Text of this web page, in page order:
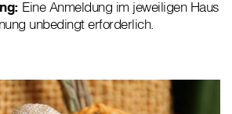
Eine Anmeldung im jeweiligen Haus
unbedingt erforderlich.